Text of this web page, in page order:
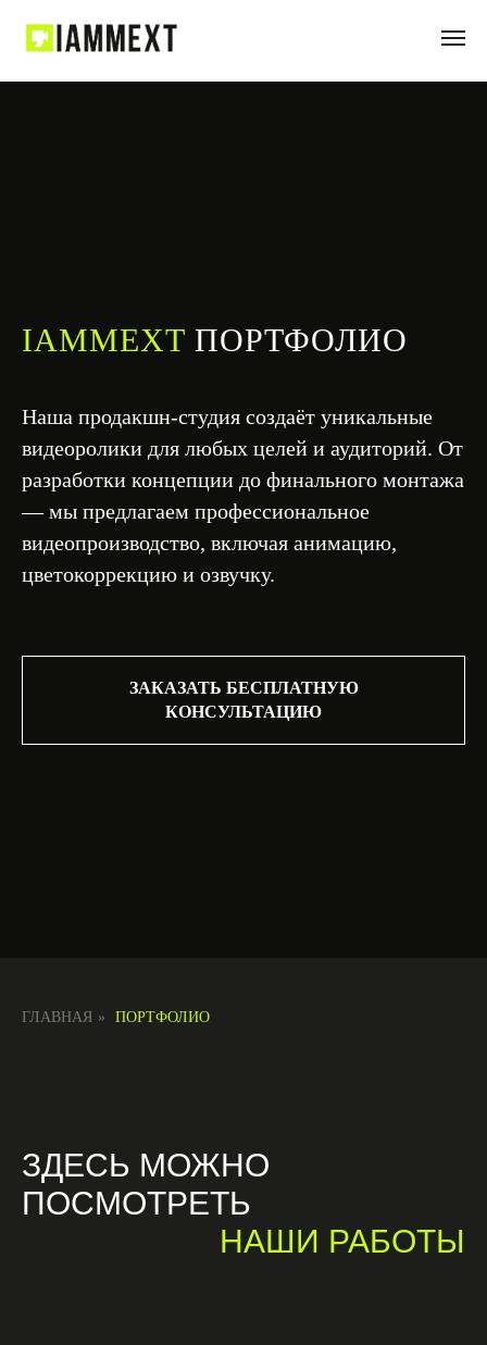
IAMMEXT ПОРТФОЛИО
Наша продакшн-студия создаёт уникальные
видеоролики для любых целей и аудиторий. От
разработки концепции до финального монтажа
— мы предлагаем профессиональное
видеопроизводство, включая анимацию,
цветокоррекцию и озвучку.
ЗАКАЗАТЬ БЕСПЛАТНУЮ
КОНСУЛЬТАЦИЮ
ГЛАВНАЯ » ПОРТФОЛИО
ЗДЕСЬ МОЖНО
ПОСМОТРЕТЬ
НАШИ РАБОТЫ